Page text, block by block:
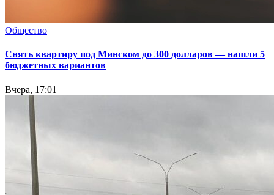
Общество
Снять квартиру под Минском до 300 долларов — нашли 5
бюджетных вариантов
Вчера, 17:01